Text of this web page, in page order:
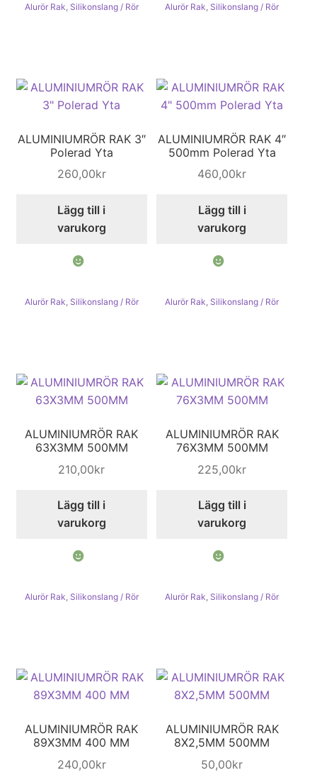
Alurör Rak Silikonslang / Rör Alurör Rak Silikonslang / Rör
ALUMINIUMRÖR RAK 3″
Polerad Yta
260,00kr
Lägg till i
varukorg
Alurör Rak Silikonslang / Rör
ALUMINIUMRÖR RAK 4″
500mm Polerad Yta
460,00kr
Lägg till i
varukorg
Alurör Rak Silikonslang / Rör
ALUMINIUMRÖR RAK
63X3MM 500MM
210,00kr
Lägg till i
varukorg
Alurör Rak Silikonslang / Rör
ALUMINIUMRÖR RAK
76X3MM 500MM
225,00kr
Lägg till i
varukorg
Alurör Rak Silikonslang / Rör
ALUMINIUMRÖR RAK
89X3MM 400 MM
240,00kr
ALUMINIUMRÖR RAK
8X2,5MM 500MM
50,00kr